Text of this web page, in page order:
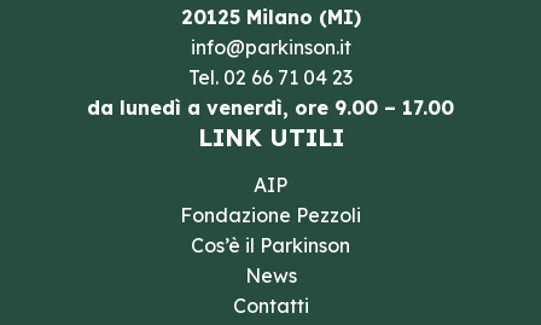
20125 Milano (MI)
info@parkinson.it
Tel. 02 66 71 04 23
da lunedì a venerdì, ore 9.00 – 17.00
LINK UTILI
AIP
Fondazione Pezzoli
Cos’è il Parkinson
News
Contatti